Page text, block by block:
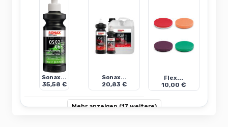
Sonax...
35,58 €
Sonax...
20,83 €
Flex...
10,00 €
Mehr anzeigen (17 weitere)